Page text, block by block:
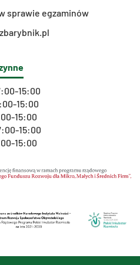
sprawie egzaminów
15:00
15:00
15:00
15:00
15:00